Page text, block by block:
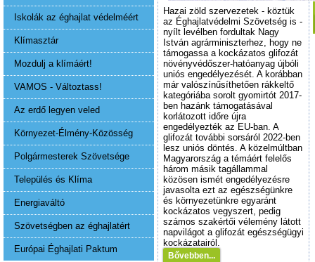
Iskolák az éghajlat védelméért
Klímasztár
Mozdulj a klímáért!
VAMOS - Változtass!
Az erdő legyen veled
Környezet-Élmény-Közösség
Polgármesterek Szövetsége
Település és Klíma
Energiaváltó
Szövetségben az éghajlatért
Európai Éghajlati Paktum
Hazai zöld szervezetek - köztük
az Éghajlatvédelmi Szövetség is -
nyílt levélben fordultak Nagy
István agrárminiszterhez, hogy ne
támogassa a kockázatos glifozát
növényvédőszer-hatóanyag újbóli
uniós engedélyezését. A korábban
már valószínűsíthetően rákkeltő
kategóriába sorolt gyomirtót 2017-
ben hazánk támogatásával
korlátozott időre újra
engedélyezték az EU-ban. A
glifozát további sorsáról 2022-ben
lesz uniós döntés. A közelmúltban
Magyarország a témáért felelős
három másik tagállammal
közösen ismét engedélyezésre
javasolta ezt az egészségünkre
és környezetünkre egyaránt
kockázatos vegyszert, pedig
számos szakértői vélemény látott
napvilágot a glifozát egészségügyi
kockázatairól.
Bővebben...